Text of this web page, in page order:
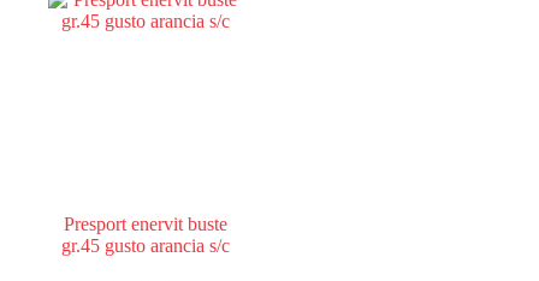
Presport enervit buste
gr.45 gusto arancia s/c